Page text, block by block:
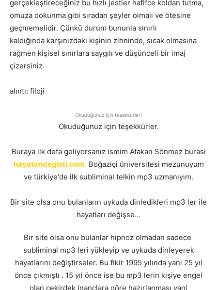
gerçekleştireceğiniz bu hızlı jestler hafifce koldan tutma,
omuza dokunma gibi sıradan şeyler olmalı ve ötesine
geçmemelidir. Çünkü durum bununla sınırlı
kaldığında karşınızdaki kişinin zihninde, sıcak olmasına
rağmen kişisel sınırlara saygılı ve düşünceli bir imaj
çizersiniz.
alıntı: filoji
Okuduğunuz için teşekkürler!
Okuduğunuz için teşekkürler.
Buraya ilk defa geliyorsanız ismim Atakan Sönmez burasi
hayatimdegisti.com.Boğaziçi üniversitesi mezunuyum
ve türkiye'de ilk subliminal telkin mp3 uzmanıyım.
Bir site olsa onu bulanların uykuda dinledikleri mp3 ler ile
hayatları değişse…
Bir site olsa onu bulanlar hipnoz olmadan sadece
subliminal mp3 leri yükleyip ve uykuda dinleyerek
hayatlarını değiştirseler. Bu fikir 1995 yılında yani 25 yıl
önce çıkmıştı . 15 yıl önce ise bu mp3 lerin kişiye engel
olan çekirdek inançlara göre hazırlanması yani